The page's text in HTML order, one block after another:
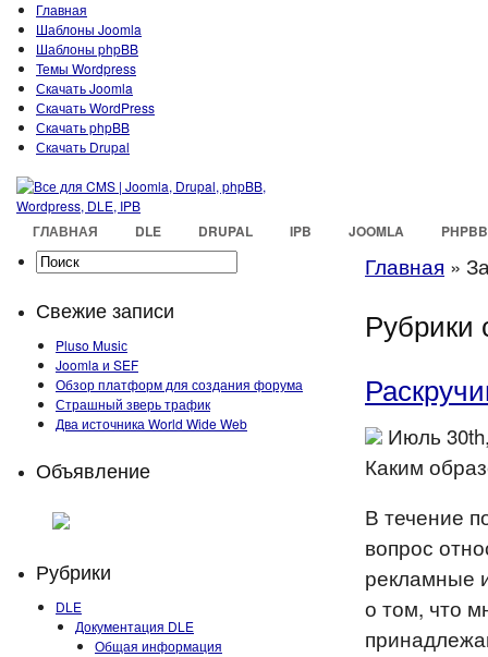
Главная
Шаблоны Joomla
Шаблоны phpBB
Темы Wordpress
Скачать Joomla
Скачать WordPress
Скачать phpBB
Скачать Drupal
ГЛАВНАЯ DLE DRUPAL IPB JOOMLA PHPBB
Свежие записи
Pluso Musiс
Joomla и SEF
Обзор платформ для создания форума
Страшный зверь трафик
Два источника World Wide Web
Объявление
Рубрики
DLE
Документация DLE
Общая информация
Главная »
Рубрики
Июль
Каким
В течение
вопрос
рекламные
о том, что